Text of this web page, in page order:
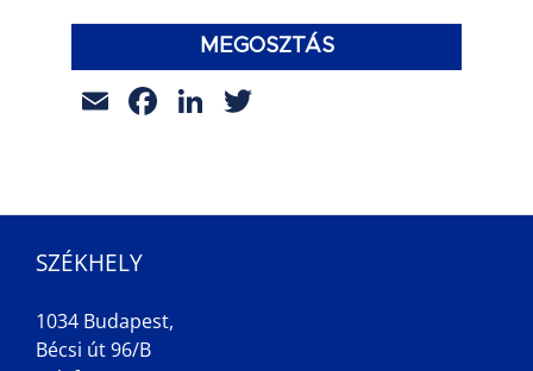
MEGOSZTÁS
EmailFacebook
LinkedIn
SZÉKHELY
1034 Budapest,
Bécsi út 96/B